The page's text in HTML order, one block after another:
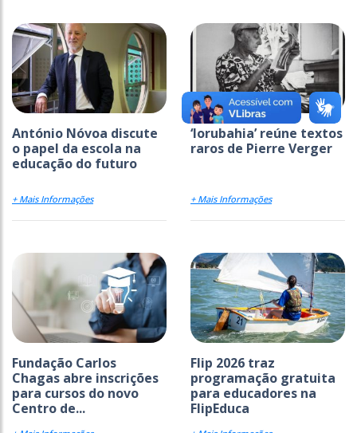
António Nóvoa discute
o papel da escola na
educação do futuro
+ Mais Informações
‘Iorubahia’ reúne textos
raros de Pierre Verger
+ Mais Informações
Fundação Carlos
Chagas abre inscrições
para cursos do novo
Centro de...
Flip 2026 traz
programação gratuita
para educadores na
FlipEduca